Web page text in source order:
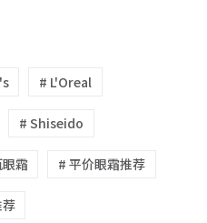
# L'Oreal
# Shiseido
霜 # 平价眼霜推荐